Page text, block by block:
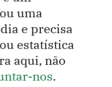
uma
e precisa
estatística
aqui, não
nos.